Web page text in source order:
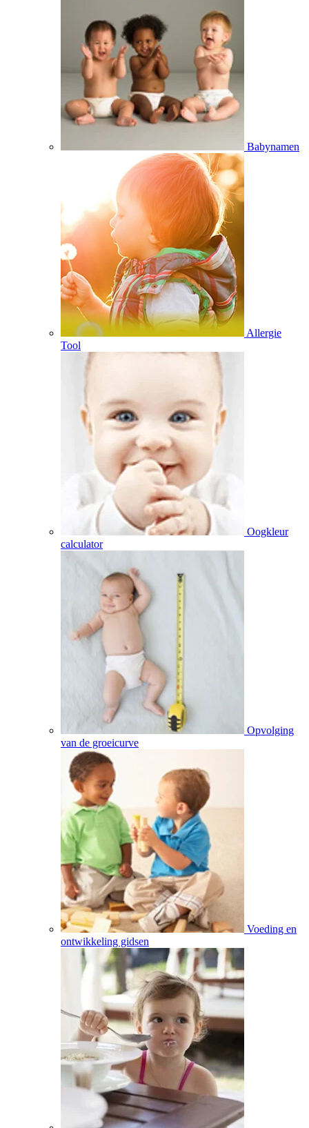
Babynamen
Allergie
Tool
Oogkleur
calculator
Opvolging
van de groeicurve
Voeding en
ontwikkeling gidsen